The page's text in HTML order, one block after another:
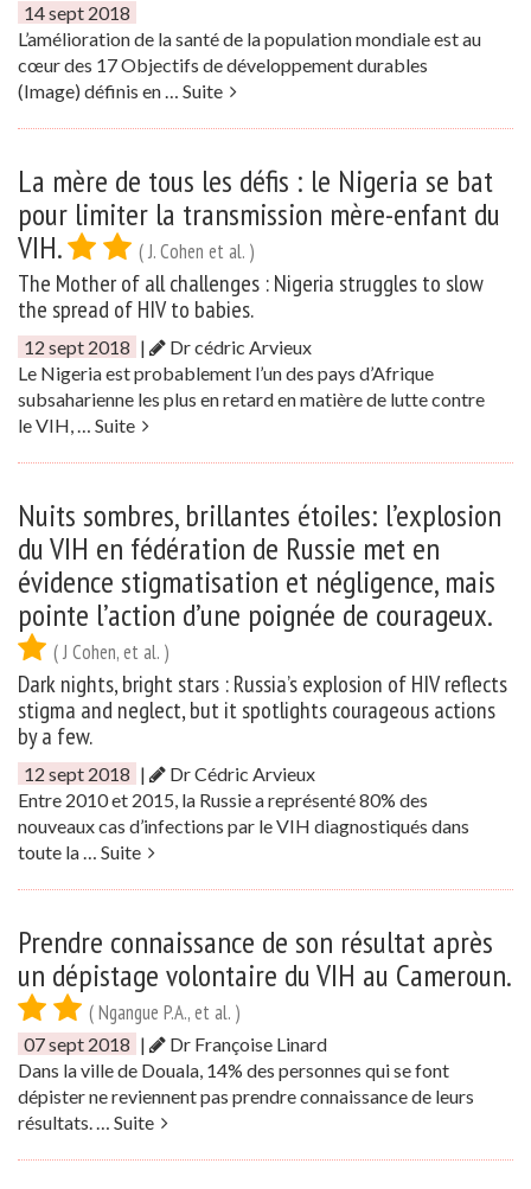
14 sept 2018
L’amélioration de la santé de la population mondiale est au
cœur des 17 Objectifs de développement durables
(Image) définis en … Suite
La mère de tous les défis : le Nigeria se bat
pour limiter la transmission mère-enfant du
VIH.
( J. Cohen et al. )
The Mother of all challenges : Nigeria struggles to slow
the spread of HIV to babies.
12 sept 2018 |
Dr cédric Arvieux
Le Nigeria est probablement l’un des pays d’Afrique
subsaharienne les plus en retard en matière de lutte contre
le VIH, … Suite
Nuits sombres, brillantes étoiles: l’explosion
du VIH en fédération de Russie met en
évidence stigmatisation et négligence, mais
pointe l’action d’une poignée de courageux.
( J Cohen, et al. )
Dark nights, bright stars : Russia’s explosion of HIV reflects
stigma and neglect, but it spotlights courageous actions
by a few.
12 sept 2018 |
Dr Cédric Arvieux
Entre 2010 et 2015, la Russie a représenté 80% des
nouveaux cas d’infections par le VIH diagnostiqués dans
toute la … Suite
Prendre connaissance de son résultat après
un dépistage volontaire du VIH au Cameroun.
( Ngangue P.A., et al. )
07 sept 2018 |
Dr Françoise Linard
Dans la ville de Douala, 14% des personnes qui se font
dépister ne reviennent pas prendre connaissance de leurs
résultats. … Suite